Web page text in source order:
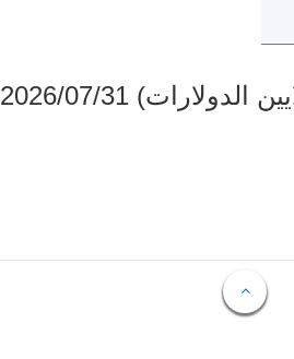
2026/07/31